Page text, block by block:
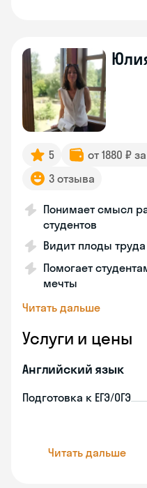
5 от 1880 ₽
3 отзыва
Понимает смысл
студентов
Видит плоды
Помогает
мечты
Читать дальше
Услуги и цены
Английский язык
Подготовка к ЕГЭ/ОГЭ
Читать дальше